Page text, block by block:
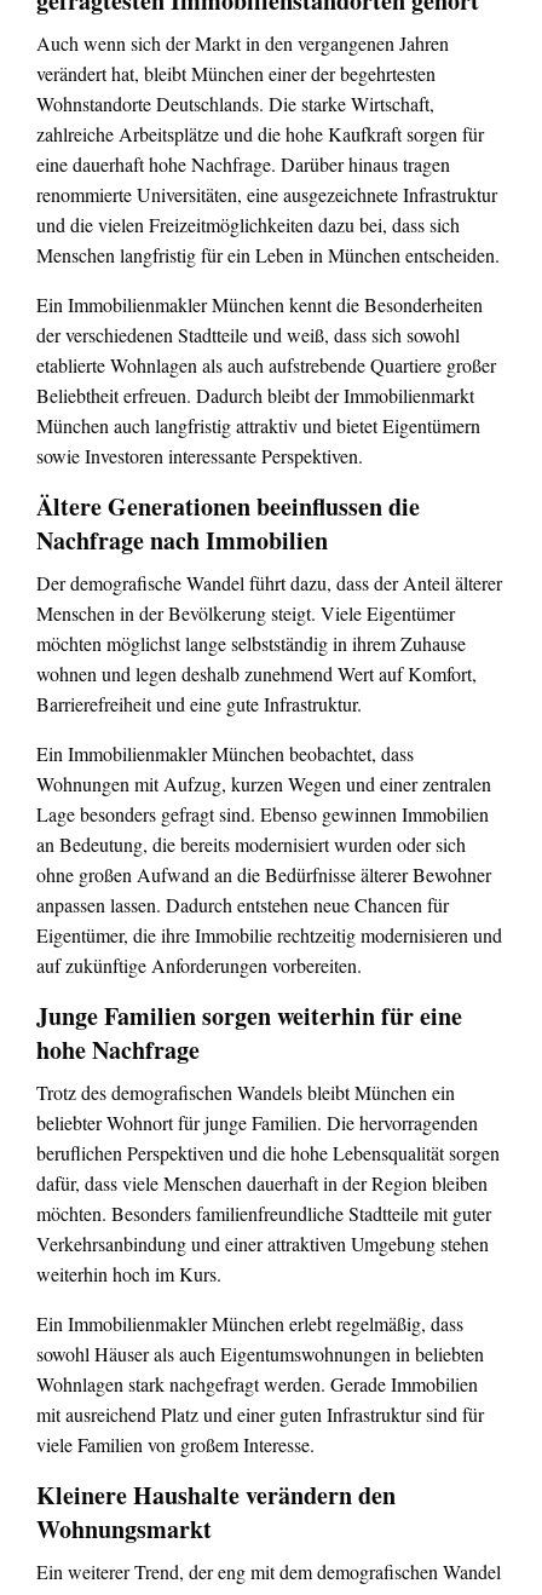
Auch wenn sich der Markt in den vergangenen Jahren
verändert hat, bleibt München einer der begehrtesten
Wohnstandorte Deutschlands. Die starke Wirtschaft,
zahlreiche Arbeitsplätze und die hohe Kaufkraft sorgen für
eine dauerhaft hohe Nachfrage. Darüber hinaus tragen
renommierte Universitäten, eine ausgezeichnete Infrastruktur
und die vielen Freizeitmöglichkeiten dazu bei, dass sich
Menschen langfristig für ein Leben in München entscheiden.
Ein Immobilienmakler München kennt die Besonderheiten
der verschiedenen Stadtteile und weiß, dass sich sowohl
etablierte Wohnlagen als auch aufstrebende Quartiere großer
Beliebtheit erfreuen. Dadurch bleibt der Immobilienmarkt
München auch langfristig attraktiv und bietet Eigentümern
sowie Investoren interessante Perspektiven.
Ältere Generationen beeinflussen die
Nachfrage nach Immobilien
Der demografische Wandel führt dazu, dass der Anteil älterer
Menschen in der Bevölkerung steigt. Viele Eigentümer
möchten möglichst lange selbstständig in ihrem Zuhause
wohnen und legen deshalb zunehmend Wert auf Komfort,
Barrierefreiheit und eine gute Infrastruktur.
Ein Immobilienmakler München beobachtet, dass
Wohnungen mit Aufzug, kurzen Wegen und einer zentralen
Lage besonders gefragt sind. Ebenso gewinnen Immobilien
an Bedeutung, die bereits modernisiert wurden oder sich
ohne großen Aufwand an die Bedürfnisse älterer Bewohner
anpassen lassen. Dadurch entstehen neue Chancen für
Eigentümer, die ihre Immobilie rechtzeitig modernisieren und
auf zukünftige Anforderungen vorbereiten.
Junge Familien sorgen weiterhin für eine
hohe Nachfrage
Trotz des demografischen Wandels bleibt München ein
beliebter Wohnort für junge Familien. Die hervorragenden
beruflichen Perspektiven und die hohe Lebensqualität sorgen
dafür, dass viele Menschen dauerhaft in der Region bleiben
möchten. Besonders familienfreundliche Stadtteile mit guter
Verkehrsanbindung und einer attraktiven Umgebung stehen
weiterhin hoch im Kurs.
Ein Immobilienmakler München erlebt regelmäßig, dass
sowohl Häuser als auch Eigentumswohnungen in beliebten
Wohnlagen stark nachgefragt werden. Gerade Immobilien
mit ausreichend Platz und einer guten Infrastruktur sind für
viele Familien von großem Interesse.
Kleinere Haushalte verändern den
Wohnungsmarkt
Ein weiterer Trend, der eng mit dem demografischen Wandel